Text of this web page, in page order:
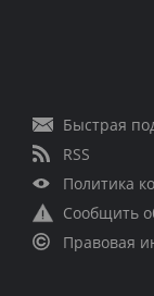
Быстрая
RSS
Политика
Сообщить
Правовая